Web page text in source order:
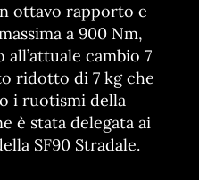
ottavo rapporto e
a 900 Nm,
cambio 7
ridotto di 7 kg che
i ruotismi della
è stata delegata ai
SF90 Stradale.